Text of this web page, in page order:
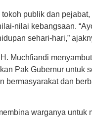
publik dan
nilai kebangsaan.
sehari-hari,”
Muchfiandi
Pak Gubernur untuk
dan
warganya untuk